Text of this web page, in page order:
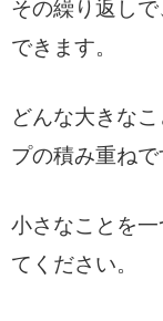
その繰り返し
できます。
どんな大きな
プの積み重ねで
小さなことを
てください。